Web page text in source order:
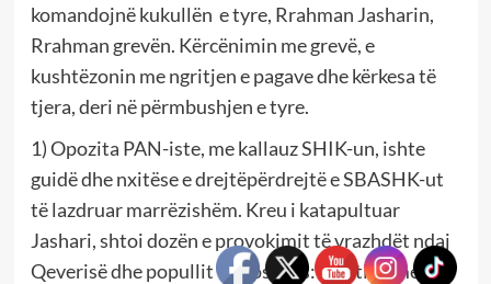
komandojnë kukullën e tyre, Rrahman Jasharin,
Rrahman grevën. Kërcënimin me grevë, e
kushtëzonin me ngritjen e pagave dhe kërkesa të
tjera, deri në përmbushjen e tyre.
1) Opozita PAN-iste, me kallauz SHIK-un, ishte
guidë dhe nxitëse e drejtëpërdrejtë e SBASHK-ut
të lazdruar marrëzishëm. Kreu i katapultuar
Jashari, shtoi dozën e provokimit të vrazhdët ndaj
Qeverisë dhe popullit të Kosovës: “Testimi me